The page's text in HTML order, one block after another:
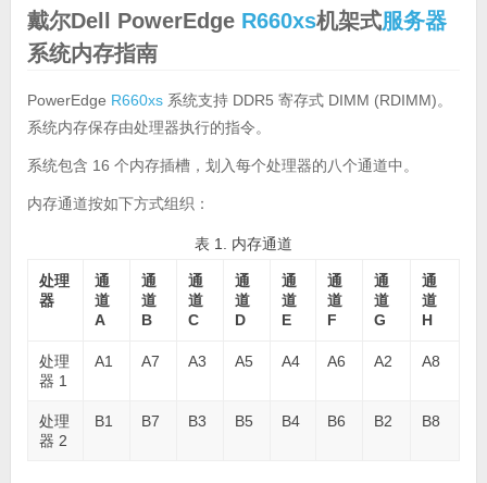
戴尔Dell PowerEdge R660xs机架式服务器
系统内存指南
PowerEdge R660xs系统支持 DDR5 寄存式 DIMM (RDIMM)。
系统内存保存由处理器执行的指令。
系统包含 16 个内存插槽，划入每个处理器的八个通道中。
内存通道按如下方式组织：
表 1. 内存通道
处理
器
通
道
A
通
道
B
通
道
C
通
道
D
通
道
E
通
道
F
通
道
G
通
道
H
处理
器 1
A1 A7 A3 A5 A4 A6 A2 A8
处理
器 2
B1 B7 B3 B5 B4 B6 B2 B8